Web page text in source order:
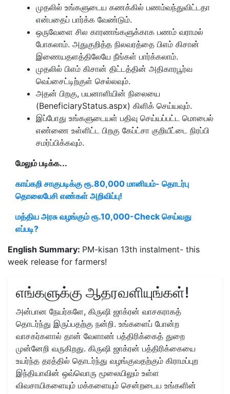
முதலில் உங்களுடைய கணக்கில் பணம்வந்துவிட்டதா
என்பதைப் பார்க்க வேண்டும்.
ஒருவேளை சில காரணங்களுக்காக பணம் வராமல்
போகலாம். அதுகுறித்த நிலவரத்தை பிஎம் கிசான்
இணையதளத்திலேயே நீங்கள் பார்க்கலாம்.
முதலில் பிஎம் கிசான் திட்டத்தின் அதிகாரபூர்வ
வெப்சைட்டிற்குள் செல்லவும்.
அதன் பிறகு, பயனாளியின் நிலையை
(BeneficiaryStatus.aspx) கிளிக் செய்யவும்.
இப்போது உங்களுடையள் பதிவு செய்யப்பட்ட மொபைல்
எண்ணை உள்ளிட்ட பிறகு கேப்ட்சா குறியீட்டை நிரப்பி
சமர்ப்பிக்கவும்.
மேலும் படிக்க...
காய்கறி சாகுபடிக்கு ரூ.80,000 மானியம்- தொடர்பு
தொலைபேசி எண்கள் அறிவிப்பு!
மத்திய அரசு வழங்கும் ரூ.10,000-Check செய்வது
எப்படி?
English Summary: PM-kisan 13th instalment- this
week release for farmers!
எங்களுக்கு ஆதரவளியுங்கள்!
அன்பான நேயர்களே, கிருஷி ஜாக்ரன் வாசகராகத்
தொடர்ந்து இருப்பதற்கு நன்றி. உங்களைப் போன்ற
வாசகர்களால் தான் வேளாண் பத்திரிக்கைத் துறை
முன்னேறி வருகிறது. கிருஷி ஜாக்ரன் பத்திரிக்கையை
உயர்ந்த தரத்தில் தொடர்ந்து வழங்குவதற்கும் கிராமப்புற
இந்தியாவின் ஒவ்வொரு மூலையிலும் உள்ள
விவசாயிகளையும் மக்களையும் சென்றடைய உங்களின்